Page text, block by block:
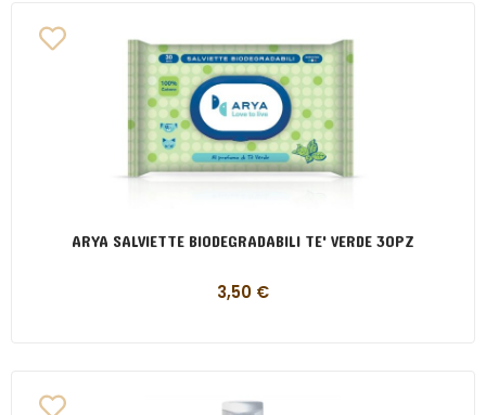
ARYA SALVIETTE BIODEGRADABILI TE' VERDE 30PZ
3,50 €